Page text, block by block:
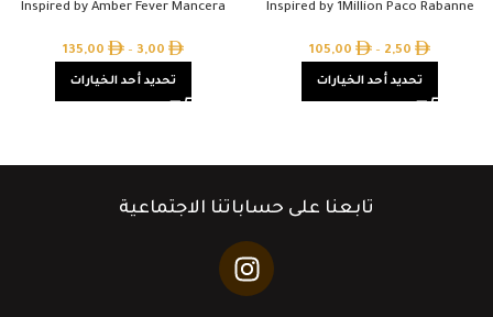
Inspired by 1Million Paco Rabanne
2,50
–
105,00
تحديد أحد الخيارات
Inspired by Amber Fever Mancera
3,00
–
135,00
تحديد أحد الخيارات
تابعنا على حساباتنا الاجتماعية